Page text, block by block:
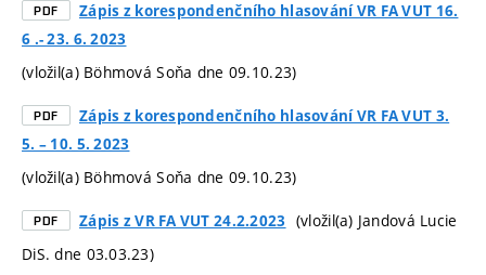
PDF
Zápis z korespondenčního hlasování VR FA VUT 16.
6 .- 23. 6. 2023
(vložil(a) Böhmová Soňa dne 09.10.23)
PDF
Zápis z korespondenčního hlasování VR FA VUT 3.
5. – 10. 5. 2023
(vložil(a) Böhmová Soňa dne 09.10.23)
PDF Zápis z VR FA VUT 24.2.2023
(vložil(a) Jandová Lucie
DiS. dne 03.03.23)